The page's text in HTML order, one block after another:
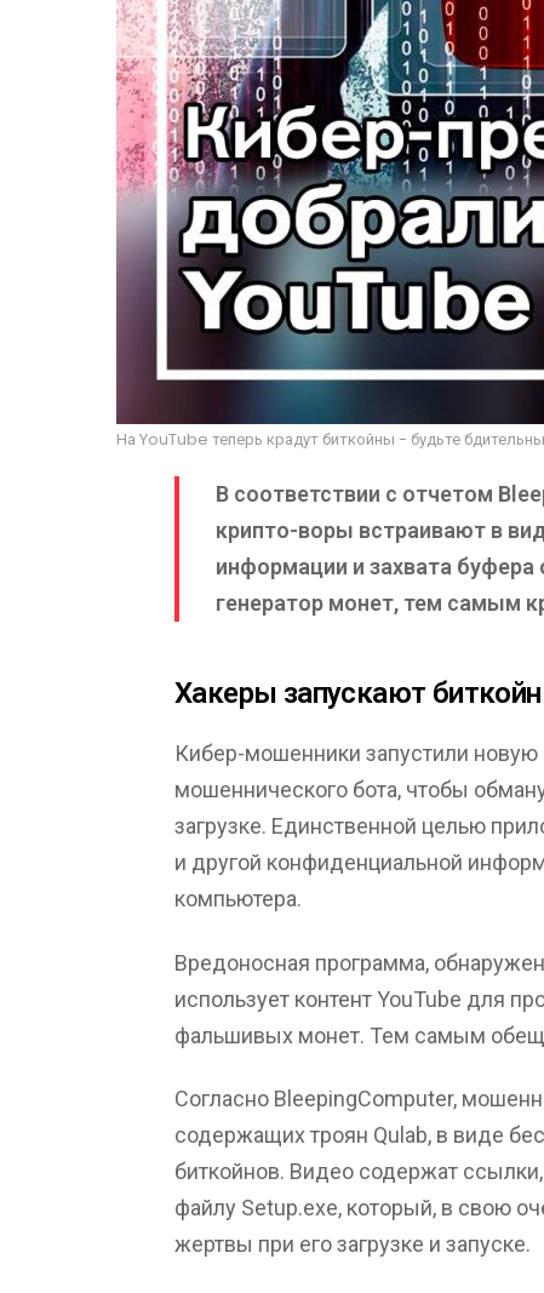
На YouTube теперь крадут биткойны - будьте
В соответствии с отчетом
крипто-воры встраивают в
информации и захвата
генератор монет, тем самым
Хакеры запускают
Кибер-мошенники запустили новую
мошеннического бота, чтобы
загрузке. Единственной целью
и другой конфиденциальной
компьютера.
Вредоносная программа,
использует контент YouTube для
фальшивых монет. Тем самым
Согласно BleepingComputer,
содержащих троян Qulab, в виде
биткойнов. Видео содержат
файлу Setup.exe, который, в свою
жертвы при его загрузке и запуске.